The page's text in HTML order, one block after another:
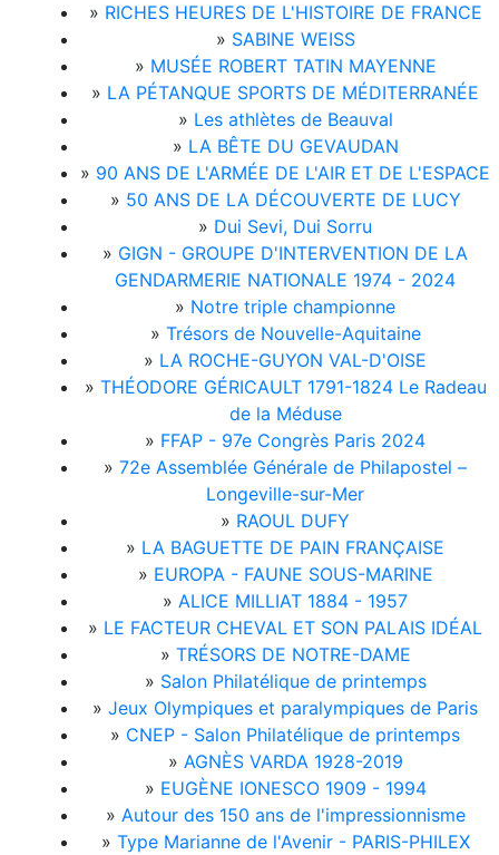
» RICHES HEURES DE L'HISTOIRE DE FRANCE
» SABINE WEISS
» MUSÉE ROBERT TATIN MAYENNE
» LA PÉTANQUE SPORTS DE MÉDITERRANÉE
» Les athlètes de Beauval
» LA BÊTE DU GEVAUDAN
» 90 ANS DE L'ARMÉE DE L'AIR ET DE L'ESPACE
» 50 ANS DE LA DÉCOUVERTE DE LUCY
» Dui Sevi, Dui Sorru
» GIGN - GROUPE D'INTERVENTION DE LA
GENDARMERIE NATIONALE 1974 - 2024
» Notre triple championne
» Trésors de Nouvelle-Aquitaine
» LA ROCHE-GUYON VAL-D'OISE
» THÉODORE GÉRICAULT 1791-1824 Le Radeau
de la Méduse
» FFAP - 97e Congrès Paris 2024
» 72e Assemblée Générale de Philapostel –
Longeville-sur-Mer
» RAOUL DUFY
» LA BAGUETTE DE PAIN FRANÇAISE
» EUROPA - FAUNE SOUS-MARINE
» ALICE MILLIAT 1884 - 1957
» LE FACTEUR CHEVAL ET SON PALAIS IDÉAL
» TRÉSORS DE NOTRE-DAME
» Salon Philatélique de printemps
» Jeux Olympiques et paralympiques de Paris
» CNEP - Salon Philatélique de printemps
» AGNÈS VARDA 1928-2019
» EUGÈNE IONESCO 1909 - 1994
» Autour des 150 ans de l'impressionnisme
» Type Marianne de l'Avenir - PARIS-PHILEX